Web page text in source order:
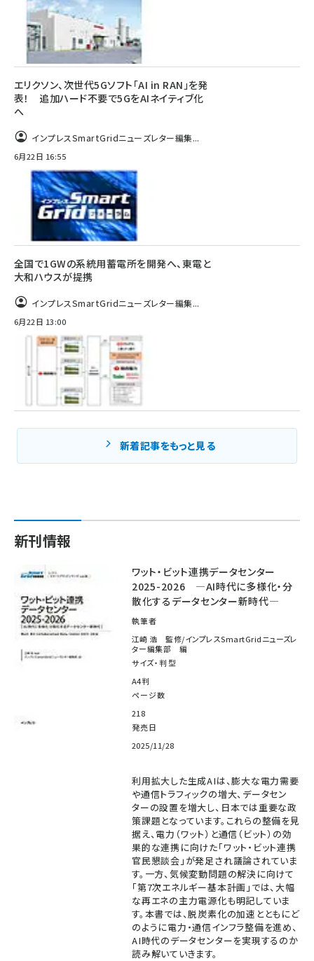
エリクソン、次世代5Gソフト「AI in RAN」を発
表！ 追加ハード不要で5GをAIネイティブ化
へ
インプレスSmartGridニューズレター編集...
6月22日 16:55
全国で1GWの系統用蓄電所を開発へ、東電と
大和ハウスが提携
インプレスSmartGridニューズレター編集...
6月22日 13:00
新着記事をもっと見る
新刊情報
ワット・ビット連携データセンター
2025-2026 ―AI時代に多様化・分
散化するデータセンター新時代―
執筆者
江崎 浩 監修/インプレスSmartGridニューズレ
ター編集部 編
サイズ・判型
A4判
ページ数
218
発売日
2025/11/28
利用拡大した生成AIは、膨大な電力需要
や通信トラフィックの増大、データセン
ターの設置を増大し、日本では重要な政
策課題となっています。これらの整備を見
据え、電力（ワット）と通信（ビット）の効
果的な連携に向けた「ワット・ビット連携
官民懇談会」が発足され議論されていま
す。一方、気候変動問題の解決に向けて
「第7次エネルギー基本計画」では、大幅
な再エネの主力電源化も明記していま
す。本書では、脱炭素化の加速とともにど
のように電力・通信インフラ整備を進め、
AI時代のデータセンターを実現するのか
読み解いていきます。